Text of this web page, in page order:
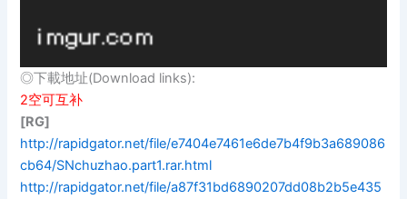
◎下載地址(Download links):
2空可互补
[RG]
http://rapidgator.net/file/e7404e7461e6de7b4f9b3a689086
cb64/SNchuzhao.part1.rar.html
http://rapidgator.net/file/a87f31bd6890207dd08b2b5e435